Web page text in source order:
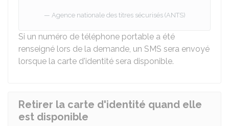
Agence nationale des titres sécurisés (ANTS)
Si un numéro de téléphone portable a été
renseigné lors de la demande, un SMS sera envoyé
lorsque la carte d'identité sera disponible.
Retirer la carte d'identité quand elle
est disponible